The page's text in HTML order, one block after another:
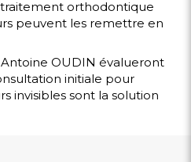
orthodontique
peuvent les remettre en
Antoine OUDIN évalueront
initiale pour
invisibles sont la solution